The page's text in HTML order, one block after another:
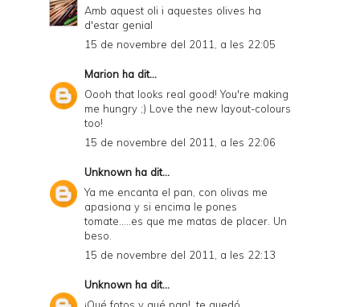
Amb aquest oli i aquestes olives ha
d'estar genial
15 de novembre del 2011, a les 22:05
Marion ha dit...
Oooh that looks real good! You're making
me hungry ;) Love the new layout-colours
too!
15 de novembre del 2011, a les 22:06
Unknown ha dit...
Ya me encanta el pan, con olivas me
apasiona y si encima le pones
tomate.....es que me matas de placer. Un
beso.
15 de novembre del 2011, a les 22:13
Unknown ha dit...
¡Qué fotos y qué pan!, te quedó